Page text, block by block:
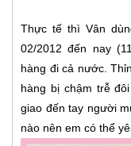
Thực tế thì Vân
02/2012 đến nay
hàng đi cả nước.
hàng bị chậm trễ
giao đến tay người
nào nên em có thể